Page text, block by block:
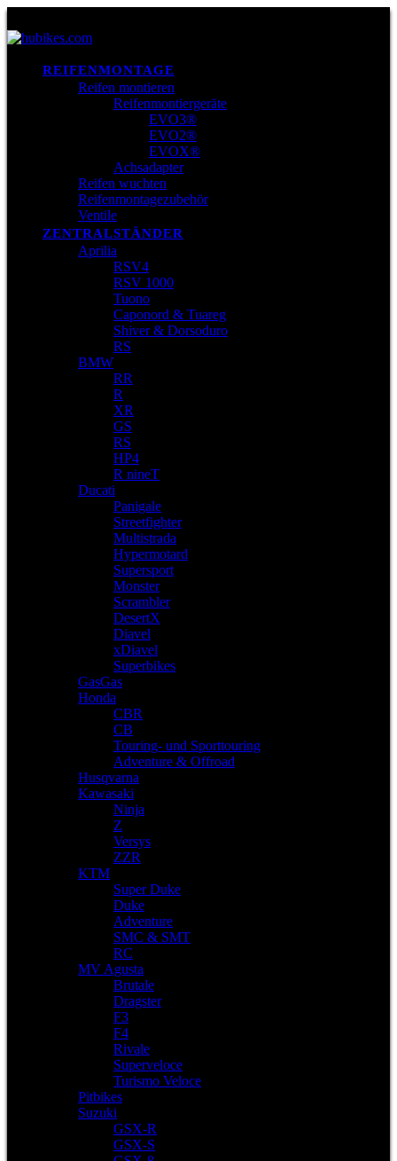
REIFENMONTAGE
Reifen montieren
Reifenmontiergeräte
EVO3®
EVO2®
EVOX®
Achsadapter
Reifen wuchten
Reifenmontagezubehör
Ventile
ZENTRALSTÄNDER
Aprilia
RSV4
RSV 1000
Tuono
Caponord & Tuareg
Shiver & Dorsoduro
RS
BMW
RR
R
XR
GS
RS
HP4
R nineT
Ducati
Panigale
Streetfighter
Multistrada
Hypermotard
Supersport
Monster
Scrambler
DesertX
Diavel
xDiavel
Superbikes
GasGas
Honda
CBR
CB
Touring- und Sporttouring
Adventure & Offroad
Husqvarna
Kawasaki
Ninja
Z
Versys
ZZR
KTM
Super Duke
Duke
Adventure
SMC & SMT
RC
MV Agusta
Brutale
Dragster
F3
F4
Rivale
Superveloce
Turismo Veloce
Pitbikes
Suzuki
GSX-R
GSX-S